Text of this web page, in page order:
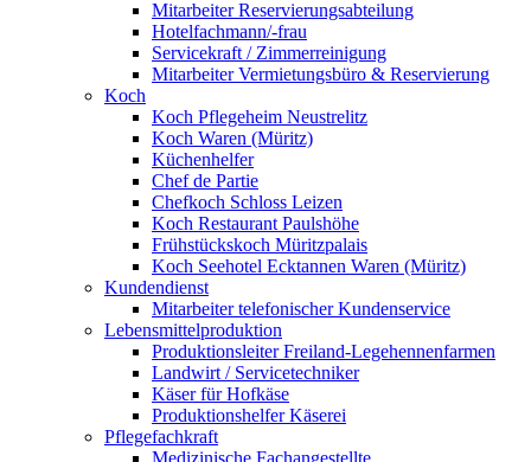
Mitarbeiter Reservierungsabteilung
Hotelfachmann/-frau
Servicekraft / Zimmerreinigung
Mitarbeiter Vermietungsbüro & Reservierung
Koch
Koch Pflegeheim Neustrelitz
Koch Waren (Müritz)
Küchenhelfer
Chef de Partie
Chefkoch Schloss Leizen
Koch Restaurant Paulshöhe
Frühstückskoch Müritzpalais
Koch Seehotel Ecktannen Waren (Müritz)
Kundendienst
Mitarbeiter telefonischer Kundenservice
Lebensmittelproduktion
Produktionsleiter Freiland-Legehennenfarmen
Landwirt / Servicetechniker
Käser für Hofkäse
Produktionshelfer Käserei
Pflegefachkraft
Medizinische Fachangestellte